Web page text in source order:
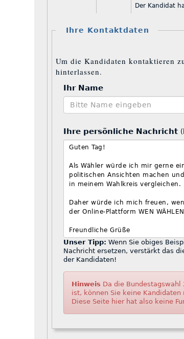
Ihre Kontaktdaten
Um die Kandidaten kontaktieren
hinterlassen.
Ihr Name
Ihre persönliche Nachricht
Unser Tipp: Wenn Sie obiges Beispiel durch eine kurze individuelle
Nachricht ersetzen, verstärkt das die Chancen auf eine positive Antwort
der Kandidaten!
Hinweis
ist, können Sie keine Kandidaten
Diese Seite hier hat also keine